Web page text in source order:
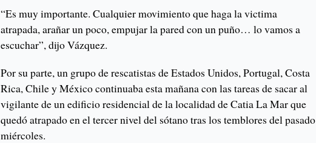
“Es muy importante. Cualquier movimiento que haga la victima
atrapada, arañar un poco, empujar la pared con un puño… lo vamos a
escuchar”, dijo Vázquez.
Por su parte, un grupo de rescatistas de Estados Unidos, Portugal, Costa
Rica, Chile y México continuaba esta mañana con las tareas de sacar al
vigilante de un edificio residencial de la localidad de Catia La Mar que
quedó atrapado en el tercer nivel del sótano tras los temblores del pasado
miércoles.